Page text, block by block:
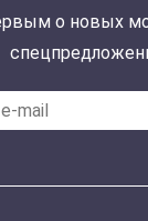
о новых